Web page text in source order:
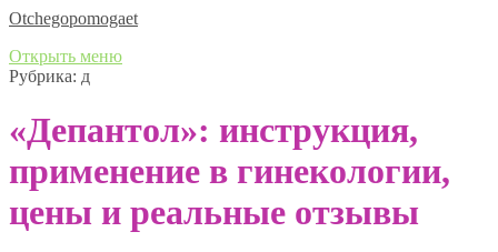
Оtchegopomogaet
Открыть меню
Рубрика: д
«Депантол»: инструкция,
применение в гинекологии,
цены и реальные отзывы